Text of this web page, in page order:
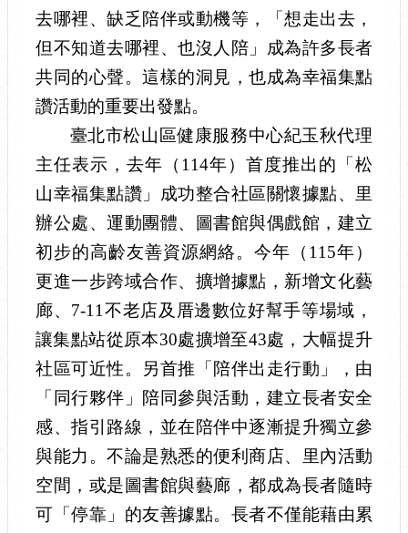
去哪裡、缺乏陪伴或動機等，「想走出去，
但不知道去哪裡、也沒人陪」成為許多長者
共同的心聲。這樣的洞見，也成為幸福集點
讚活動的重要出發點。
臺北市松山區健康服務中心紀玉秋代理
主任表示，去年（114年）首度推出的「松
山幸福集點讚」成功整合社區關懷據點、里
辦公處、運動團體、圖書館與偶戲館，建立
初步的高齡友善資源網絡。今年（115年）
更進一步跨域合作、擴增據點，新增文化藝
廊、7-11不老店及厝邊數位好幫手等場域，
讓集點站從原本30處擴增至43處，大幅提升
社區可近性。另首推「陪伴出走行動」，由
「同行夥伴」陪同參與活動，建立長者安全
感、指引路線，並在陪伴中逐漸提升獨立參
與能力。不論是熟悉的便利商店、里內活動
空間，或是圖書館與藝廊，都成為長者隨時
可「停靠」的友善據點。長者不僅能藉由累